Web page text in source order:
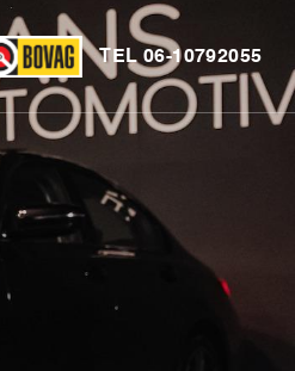
TEL 06-10792055